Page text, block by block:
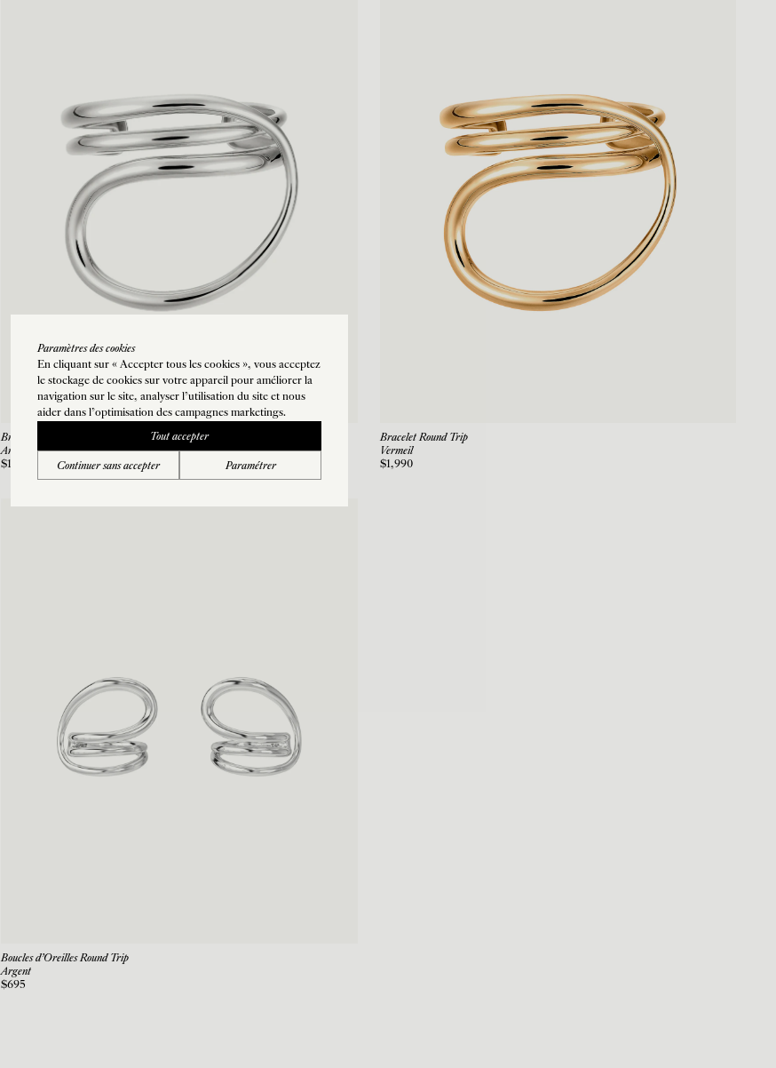
Bracelet Round Trip
Argent
$1,875
Bracelet Round Trip
Vermeil
$1,990
Boucles d'Oreilles Round Trip
Argent
$695
Paramètres des cookies
En cliquant sur « Accepter tous les cookies », vous acceptez
le stockage de cookies sur votre appareil pour améliorer la
navigation sur le site, analyser l’utilisation du site et nous
aider dans l'optimisation des campagnes marketings.
Continuer sans accepter Paramétrer
Tout accepter